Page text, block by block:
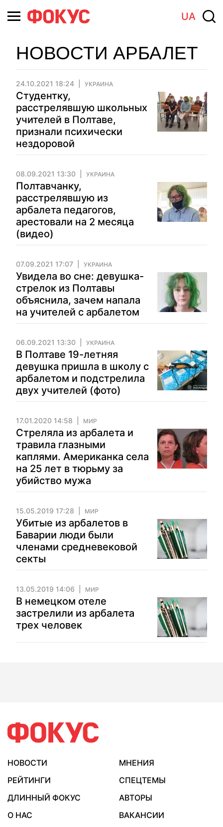
UA
НОВОСТИ АРБАЛЕТ
24.10.2021 18:24 УКРАИНА
Студентку,
расстрелявшую школьных
учителей в Полтаве,
признали психически
нездоровой
08.09.2021 13:30 УКРАИНА
Полтавчанку,
расстрелявшую из
арбалета педагогов,
арестовали на 2 месяца
(видео)
07.09.2021 17:07 УКРАИНА
Увидела во сне: девушка-
стрелок из Полтавы
объяснила, зачем напала
на учителей с арбалетом
06.09.2021 13:30 УКРАИНА
В Полтаве 19-летняя
девушка пришла в школу с
арбалетом и подстрелила
двух учителей (фото)
17.01.2020 14:58 МИР
Стреляла из арбалета и
травила глазными
каплями. Американка села
на 25 лет в тюрьму за
убийство мужа
15.05.2019 17:28 МИР
Убитые из арбалетов в
Баварии люди были
членами средневековой
секты
13.05.2019 14:06 МИР
В немецком отеле
застрелили из арбалета
трех человек
НОВОСТИ
МНЕНИЯ
РЕЙТИНГИ
СПЕЦТЕМЫ
ДЛИННЫЙ ФОКУС
АВТОРЫ
О НАС
ВАКАНСИИ